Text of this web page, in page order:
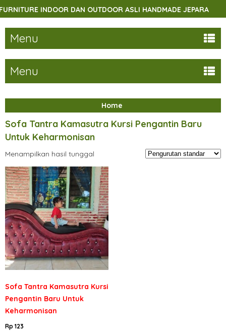
INDOOR DAN OUTDOOR ASLI HANDMADE JEPARA
Menu
Menu
Home
Sofa Tantra Kamasutra Kursi Pengantin Baru
Untuk Keharmonisan
Menampilkan hasil tunggal
Sofa Tantra Kamasutra Kursi
Pengantin Baru Untuk
Keharmonisan
Rp 123